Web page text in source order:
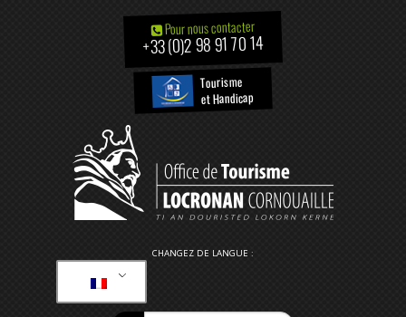
Pour nous contacter
+33 (0)2 98 91 70 14
Tourisme
et Handicap
CHANGEZ DE LANGUE :